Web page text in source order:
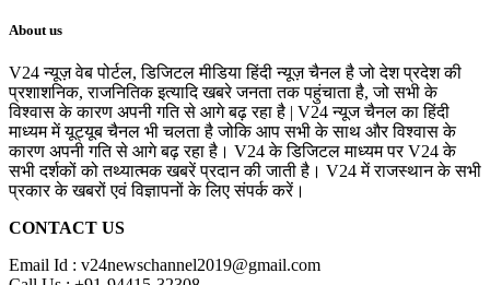
About us
V24 न्यूज़ वेब पोर्टल, डिजिटल मीडिया हिंदी न्यूज़ चैनल है जो देश प्रदेश की
प्रशाशनिक, राजनितिक इत्यादि खबरे जनता तक पहुंचाता है, जो सभी के
विश्वास के कारण अपनी गति से आगे बढ़ रहा है | V24 न्यूज चैनल का हिंदी
माध्यम में यूट्यूब चैनल भी चलता है जोकि आप सभी के साथ और विश्वास के
कारण अपनी गति से आगे बढ़ रहा है। V24 के डिजिटल माध्यम पर V24 के
सभी दर्शकों को तथ्यात्मक खबरें प्रदान की जाती है। V24 में राजस्थान के सभी
प्रकार के खबरों एवं विज्ञापनों के लिए संपर्क करें।
CONTACT US
Email Id : v24newschannel2019@gmail.com